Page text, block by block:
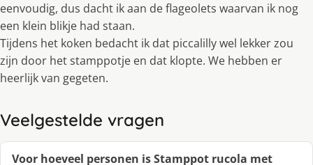
eenvoudig, dus dacht ik aan de flageolets waarvan ik nog
een klein blikje had staan.
Tijdens het koken bedacht ik dat piccalilly wel lekker zou
zijn door het stamppotje en dat klopte. We hebben er
heerlijk van gegeten.
Veelgestelde vragen
Voor hoeveel personen is Stamppot rucola met